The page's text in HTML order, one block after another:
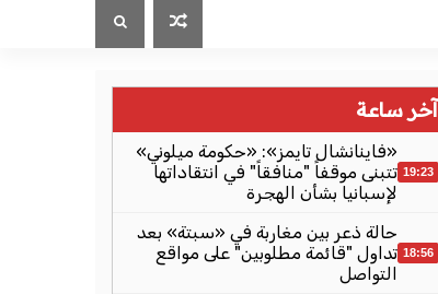
آخر ساعة
19:23
«فاينانشال تايمز»: «حكومة ميلوني»
تتبنى موقفاً "منافقاً" في انتقاداتها
لإسبانيا بشأن الهجرة
18:56
حالة ذعر بين مغاربة في «سبتة» بعد
تداول "قائمة مطلوبين" على مواقع
التواصل